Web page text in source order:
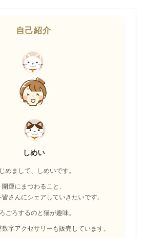
自己紹介
しめい
めまして、しめいです。
開運にまつわること、
さんにシェアしていきたいです。
ごろするのと猫が趣味。
数字アクセサリーも販売しています。